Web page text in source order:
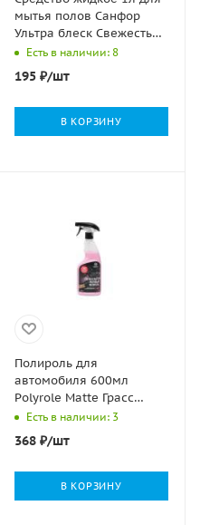
мытья полов Санфор
Ультра блеск Свежесть
СПА 1/9
Есть в наличии: 8
195₽/шт
В КОРЗИНУ
Полироль для
автомобиля 600мл
Polyrole Matte Грасс
GRASS бабл 1/8
Есть в наличии: 3
368₽/шт
В КОРЗИНУ